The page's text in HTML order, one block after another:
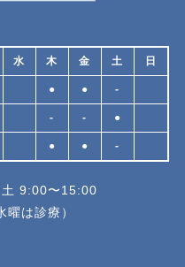
水 木 金 土 日
● ● -
- - ●
● ● -
9:00〜15:00
は診療）